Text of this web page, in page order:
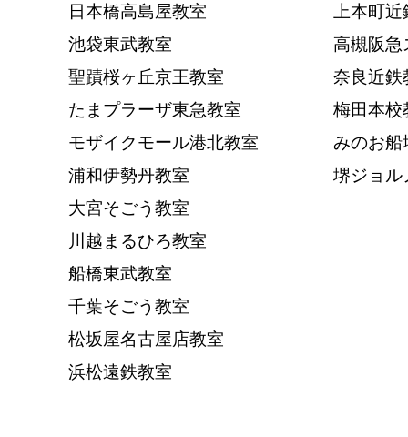
日本橋高島屋教室
池袋東武教室
聖蹟桜ヶ丘京王教室
たまプラーザ東急教室
モザイクモール港北教室
浦和伊勢丹教室
大宮そごう教室
川越まるひろ教室
船橋東武教室
千葉そごう教室
松坂屋名古屋店教室
浜松遠鉄教室
上本町
高槻阪急
奈良近鉄
梅田本校
みのお船
堺ジョル